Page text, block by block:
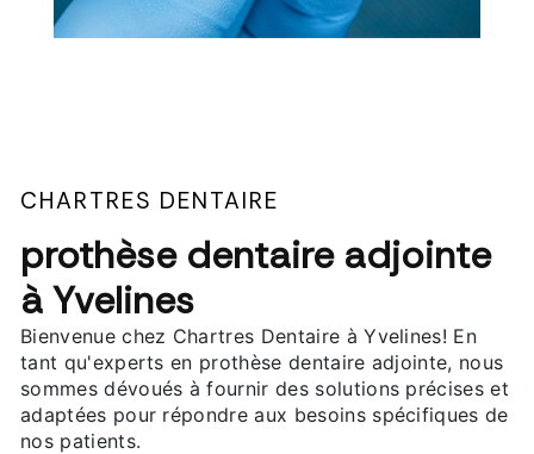
CHARTRES DENTAIRE
prothèse dentaire adjointe
à Yvelines
Bienvenue chez Chartres Dentaire à Yvelines! En
tant qu'experts en prothèse dentaire adjointe, nous
sommes dévoués à fournir des solutions précises et
adaptées pour répondre aux besoins spécifiques de
nos patients.